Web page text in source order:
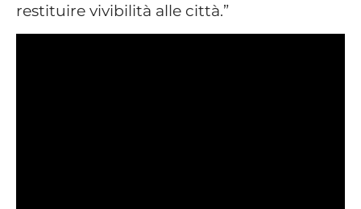
restituire vivibilità alle città.”